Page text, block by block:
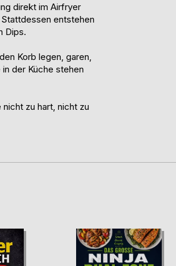
direkt im Airfryer
entstehen
Dips.
Korb legen, garen,
der Küche stehen
zu hart, nicht zu